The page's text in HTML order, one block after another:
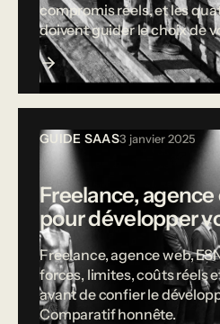
compromis réels, et les
doivent guider le choix de
GUIDE SAAS3 janvier 2025
Freelance,
pour développer
Freelance, agence web,
forces, limites, coûts réels
avant de confier le
Comparatif honnête.